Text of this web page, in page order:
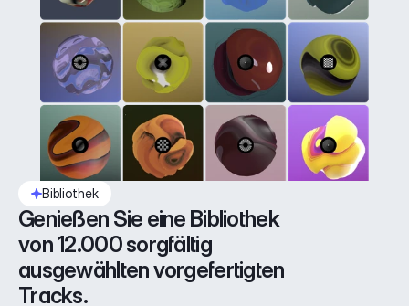
Bibliothek
Genießen Sie eine Bibliothek
von 12.000 sorgfältig
ausgewählten vorgefertigten
Tracks.